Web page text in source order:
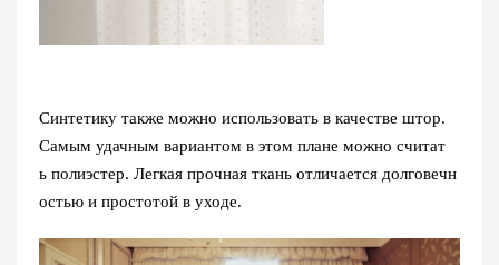
Синтетику также можно использовать в качестве штор.
Самым удачным вариантом в этом плане можно считат
ь полиэстер. Легкая прочная ткань отличается долговечн
остью и простотой в уходе.